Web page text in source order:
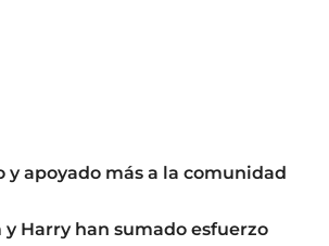
y apoyado más a la comunidad
Harry han sumado esfuerzo